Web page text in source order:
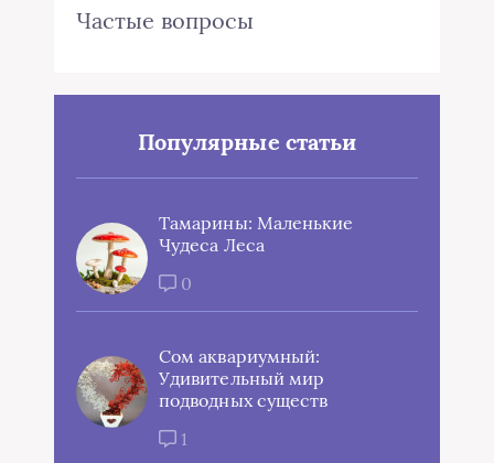
Частые вопросы
Популярные статьи
Тамарины: Маленькие
Чудеса Леса
0
Сом аквариумный:
Удивительный мир
подводных существ
1